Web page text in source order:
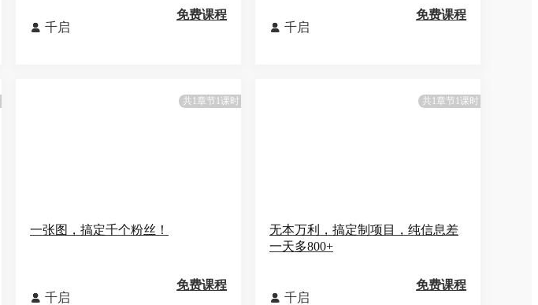
 千启
免费课程
 千启
免费课程
共1章节1课时
一张图，搞定千个粉丝！
 千启
免费课程
共1章节1课时
无本万利，搞定制项目，纯信息差
一天多800+
 千启
免费课程